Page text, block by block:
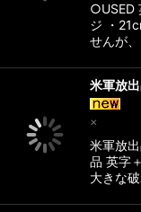
○USED
ジ ・
せんが
米軍放
×
米軍放
品 英字
大きな